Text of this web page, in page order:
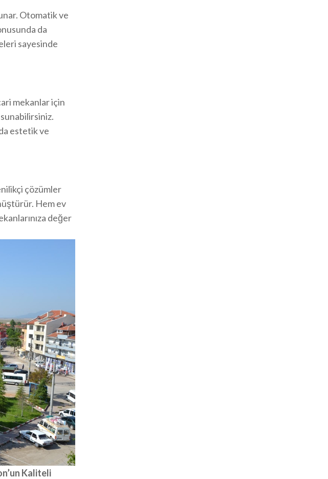
Otomatik ve
da
sayesinde
mekanlar için
estetik ve
çözümler
Hem ev
değer
Kaliteli